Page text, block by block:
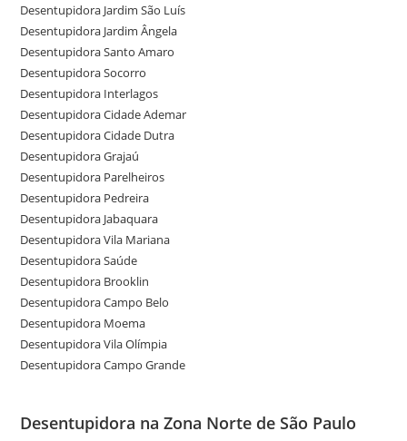
Desentupidora Jardim São Luís
Desentupidora Jardim Ângela
Desentupidora Santo Amaro
Desentupidora Socorro
Desentupidora Interlagos
Desentupidora Cidade Ademar
Desentupidora Cidade Dutra
Desentupidora Grajaú
Desentupidora Parelheiros
Desentupidora Pedreira
Desentupidora Jabaquara
Desentupidora Vila Mariana
Desentupidora Saúde
Desentupidora Brooklin
Desentupidora Campo Belo
Desentupidora Moema
Desentupidora Vila Olímpia
Desentupidora Campo Grande
Desentupidora na Zona Norte de São Paulo